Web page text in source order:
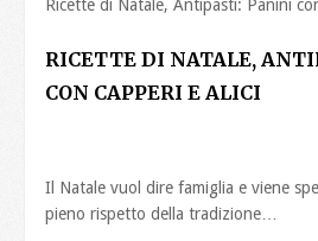
Ricette di Natale, Antipasti: Panini
RICETTE DI NATALE,
CON CAPPERI E ALICI
Il Natale vuol dire famiglia e viene
pieno rispetto della tradizione…